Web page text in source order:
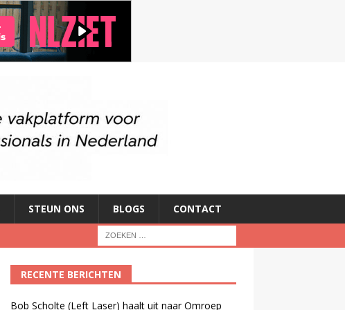
STEUN ONS BLOGS CONTACT
RECENTE BERICHTEN
Bob Scholte (Left Laser) haalt uit naar Omroep